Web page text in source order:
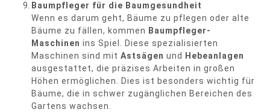
Baumpfleger für die Baumgesundheit
Wenn es darum geht, Bäume zu pflegen oder alte
Bäume zu fällen, kommen Baumpfleger-
Maschinen ins Spiel. Diese spezialisierten
Maschinen sind mit Astsägen und
Hebeanlagen
ausgestattet, die präzises Arbeiten in großen
Höhen ermöglichen. Dies ist besonders wichtig für
Bäume, die in schwer zugänglichen Bereichen des
Gartens wachsen.